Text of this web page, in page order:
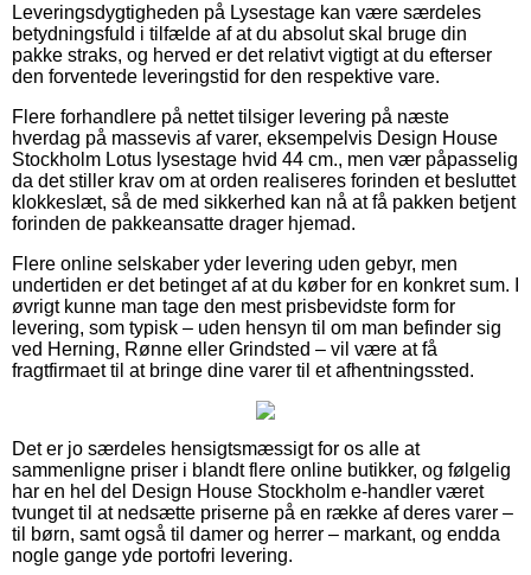
Leveringsdygtigheden på Lysestage kan være særdeles
betydningsfuld i tilfælde af at du absolut skal bruge din
pakke straks, og herved er det relativt vigtigt at du efterser
den forventede leveringstid for den respektive vare.
Flere forhandlere på nettet tilsiger levering på næste
hverdag på massevis af varer, eksempelvis Design House
Stockholm Lotus lysestage hvid 44 cm., men vær påpasselig
da det stiller krav om at orden realiseres forinden et besluttet
klokkeslæt, så de med sikkerhed kan nå at få pakken betjent
forinden de pakkeansatte drager hjemad.
Flere online selskaber yder levering uden gebyr, men
undertiden er det betinget af at du køber for en konkret sum. I
øvrigt kunne man tage den mest prisbevidste form for
levering, som typisk – uden hensyn til om man befinder sig
ved Herning, Rønne eller Grindsted – vil være at få
fragtfirmaet til at bringe dine varer til et afhentningssted.
Det er jo særdeles hensigtsmæssigt for os alle at
sammenligne priser i blandt flere online butikker, og følgelig
har en hel del Design House Stockholm e-handler været
tvunget til at nedsætte priserne på en række af deres varer –
til børn, samt også til damer og herrer – markant, og endda
nogle gange yde portofri levering.